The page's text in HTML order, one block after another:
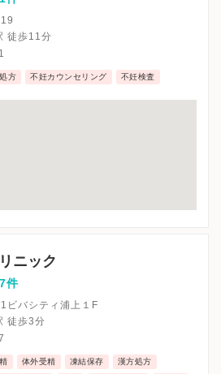
徒歩11分
方 不妊カウンセリング 不妊検査
ニック
7件
ビバシティ浦上１F
徒歩3分
体外受精 凍結保存 漢方処方